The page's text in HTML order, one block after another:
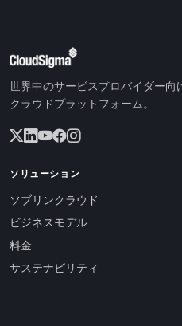
世界中のサービスプロバイダー向
クラウドプラットフォーム。
ソリューション
ソブリンクラウド
ビジネスモデル
料金
サステナビリティ